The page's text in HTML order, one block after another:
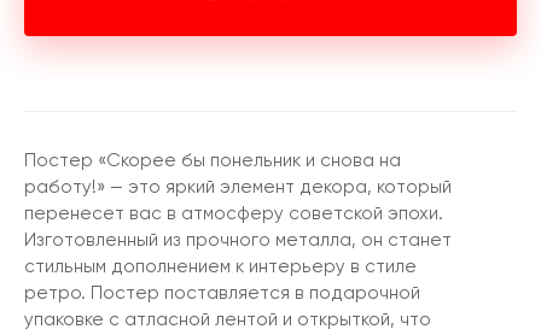
Постер «Скорее бы понельник и снова на
работу!» — это яркий элемент декора, который
перенесет вас в атмосферу советской эпохи.
Изготовленный из прочного металла, он станет
стильным дополнением к интерьеру в стиле
ретро. Постер поставляется в подарочной
упаковке с атласной лентой и открыткой, что